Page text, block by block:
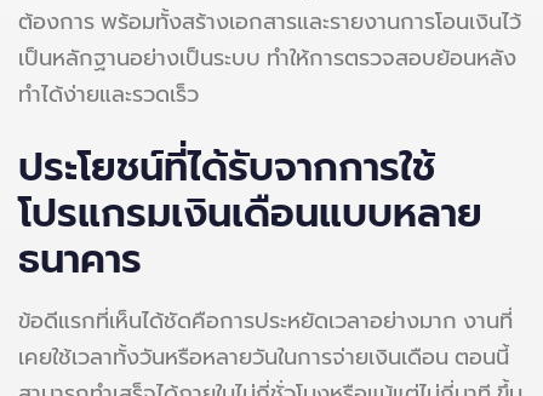
ต้องการ พร้อมทั้งสร้างเอกสารและรายงานการโอนเงินไว้
เป็นหลักฐานอย่างเป็นระบบ ทำให้การตรวจสอบย้อนหลัง
ทำได้ง่ายและรวดเร็ว
ประโยชน์ที่ได้รับจากการใช้
โปรแกรมเงินเดือนแบบหลาย
ธนาคาร
ข้อดีแรกที่เห็นได้ชัดคือการประหยัดเวลาอย่างมาก งานที่
เคยใช้เวลาทั้งวันหรือหลายวันในการจ่ายเงินเดือน ตอนนี้